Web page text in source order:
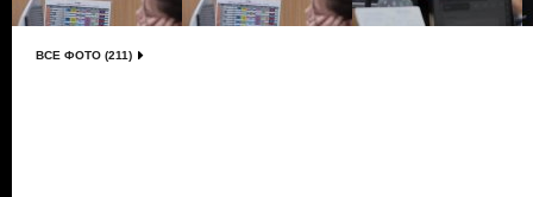
ВСЕ ФОТО (211)